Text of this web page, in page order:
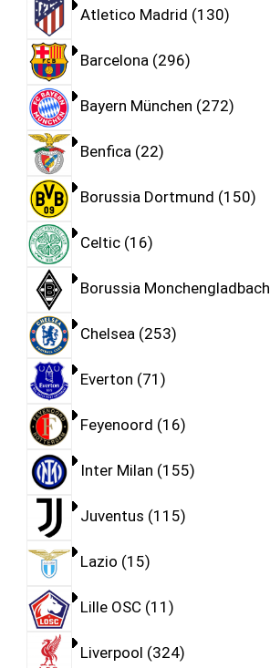
Atletico Madrid 130
Barcelona 296
Bayern München 272
Benfica 22
Borussia Dortmund 150
Celtic 16
Borussia Monchengladbach
Chelsea 253
Everton 71
Feyenoord 16
Inter Milan 155
Juventus 115
Lazio 15
Lille OSC 11
Liverpool 324